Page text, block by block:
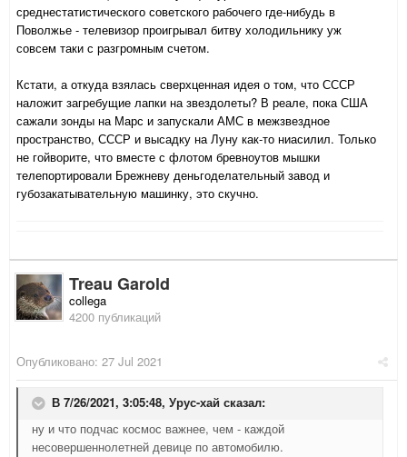
среднестатистического советского рабочего где-нибудь в
Поволжье - телевизор проигрывал битву холодильнику уж
совсем таки с разгромным счетом.
Кстати, а откуда взялась сверхценная идея о том, что СССР
наложит загребущие лапки на звездолеты? В реале, пока США
сажали зонды на Марс и запускали АМС в межзвездное
пространство, СССР и высадку на Луну как-то ниасилил. Только
не гойворите, что вместе с флотом бревноутов мышки
телепортировали Брежневу деньгоделательный завод и
губозакатывательную машинку, это скучно.
Treau Garold
collega
4200 публикаций
Опубликовано: 27 Jul 2021
В 7/26/2021, 3:05:48, Урус-хай сказал:
ну и что подчас космос важнее, чем - каждой
несовершеннолетней девице по автомобилю.